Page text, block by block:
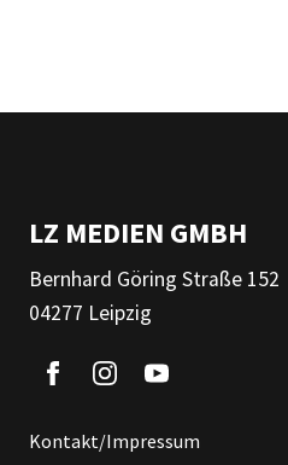
LZ MEDIEN GMBH
Bernhard Göring Straße 152
04277 Leipzig
Kontakt/Impressum